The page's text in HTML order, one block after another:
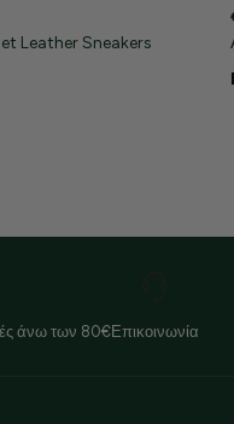
Leather Sneakers
άνω των 80€Επικοινωνία